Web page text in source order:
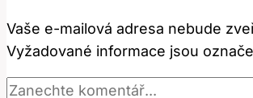
Vaše e-mailová adresa nebude
Vyžadované informace jsou